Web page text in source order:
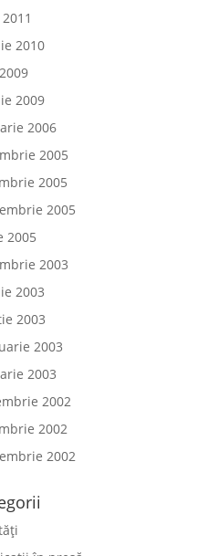
2010
2009
2006
2005
2005
2005
2005
2003
2003
2003
2003
2003
2002
2002
2002